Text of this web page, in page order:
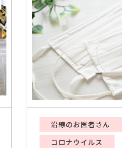
沿線のお医者さん
コロナウイルス